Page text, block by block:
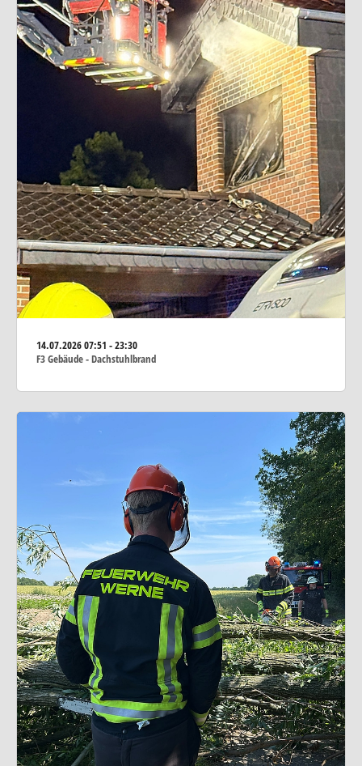
14.07.202607:51 - 23:30
F3 Gebäude - Dachstuhlbrand